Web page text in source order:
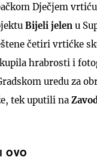
Dječjem
Bijeli jelen u
četiri vrtićke
hrabrosti i
uredu za
tek uputili na
OVO